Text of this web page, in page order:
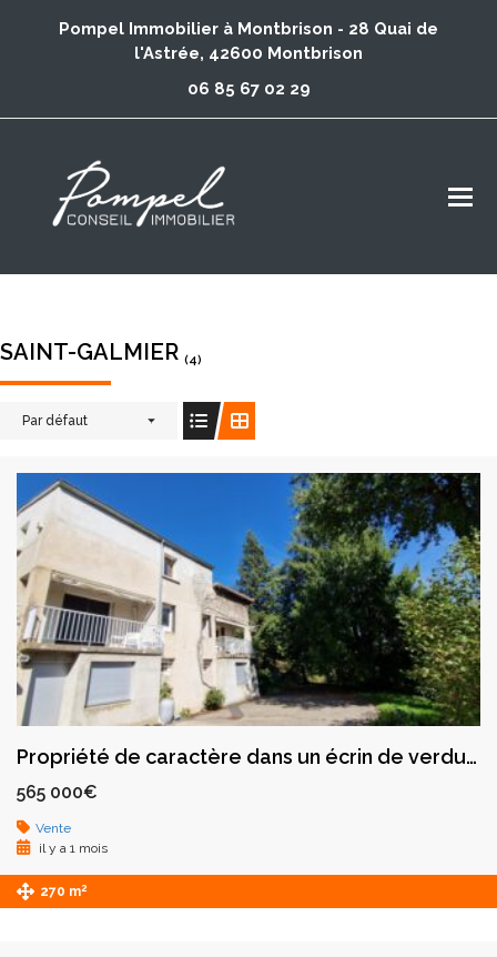
Pompel Immobilier à Montbrison - 28 Quai de
l'Astrée, 42600 Montbrison
06 85 67 02 29
SAINT-GALMIER (4)
Par défaut
Propriété de caractère dans un écrin de verdure à Saint-Galmier
565 000€
Vente
il y a 1 mois
270 m2